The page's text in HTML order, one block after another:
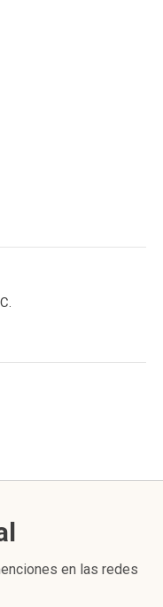
en las redes